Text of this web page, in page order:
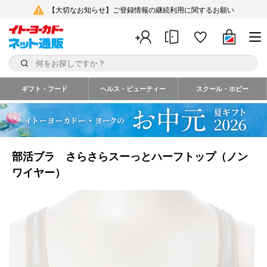
【大切なお知らせ】ご登録情報の継続利用に関するお願い
ギフト・フード ヘルス・ビューティー スクール・ホビー
部活ブラ さらさらスーっとハーフトップ（ノン
ワイヤー）